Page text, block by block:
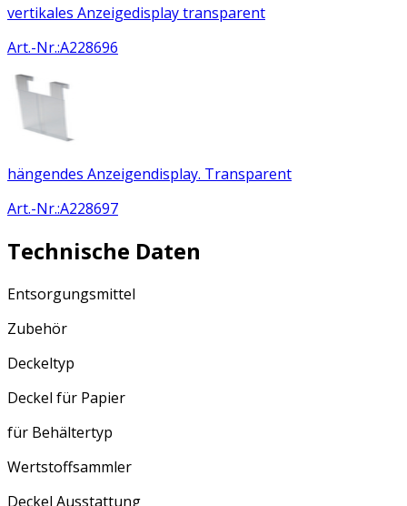
vertikales Anzeigedisplay transparent
Art.-Nr.:A228696
hängendes Anzeigendisplay. Transparent
Art.-Nr.:A228697
Technische Daten
Entsorgungsmittel
Zubehör
Deckeltyp
Deckel für Papier
für Behältertyp
Wertstoffsammler
Deckel Ausstattung